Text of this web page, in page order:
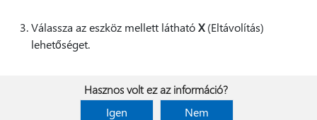
Válassza az eszköz mellett láthatóX(Eltávolítás)
lehetőséget.
Hasznos volt ez az információ?
Igen
Nem